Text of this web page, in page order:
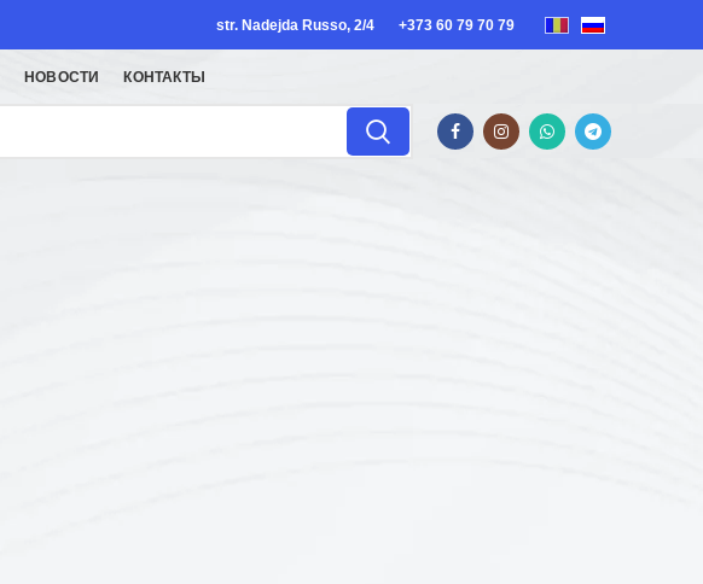
str. Nadejda Russo, 2/4 +373 60 79 70 79
НОВОСТИ КОНТАКТЫ